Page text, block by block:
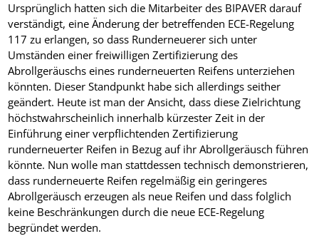
Ursprünglich hatten sich die Mitarbeiter des BIPAVER darauf
verständigt, eine Änderung der betreffenden ECE-Regelung
117 zu erlangen, so dass Runderneuerer sich unter
Umständen einer freiwilligen Zertifizierung des
Abrollgeräuschs eines runderneuerten Reifens unterziehen
könnten. Dieser Standpunkt habe sich allerdings seither
geändert. Heute ist man der Ansicht, dass diese Zielrichtung
höchstwahrscheinlich innerhalb kürzester Zeit in der
Einführung einer verpflichtenden Zertifizierung
runderneuerter Reifen in Bezug auf ihr Abrollgeräusch führen
könnte. Nun wolle man stattdessen technisch demonstrieren,
dass runderneuerte Reifen regelmäßig ein geringeres
Abrollgeräusch erzeugen als neue Reifen und dass folglich
keine Beschränkungen durch die neue ECE-Regelung
begründet werden.